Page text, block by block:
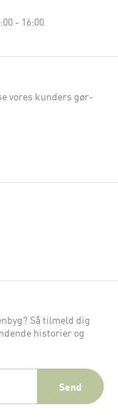
- 16:00
vores kunders gør-
Så tilmeld dig
historier og